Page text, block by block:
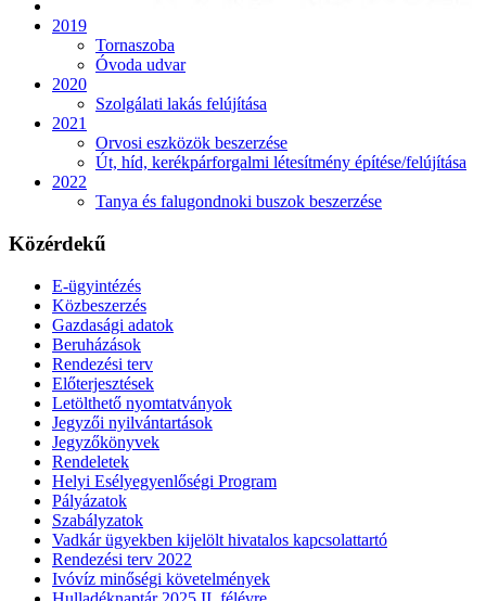
2019
Tornaszoba
Óvoda udvar
2020
Szolgálati lakás felújítása
2021
Orvosi eszközök beszerzése
Út, híd, kerékpárforgalmi létesítmény építése/felújítása
2022
Tanya és falugondnoki buszok beszerzése
Közérdekű
E-ügyintézés
Közbeszerzés
Gazdasági adatok
Beruházások
Rendezési terv
Előterjesztések
Letölthető nyomtatványok
Jegyzői nyilvántartások
Jegyzőkönyvek
Rendeletek
Helyi Esélyegyenlőségi Program
Pályázatok
Szabályzatok
Vadkár ügyekben kijelölt hivatalos kapcsolattartó
Rendezési terv 2022
Ivóvíz minőségi követelmények